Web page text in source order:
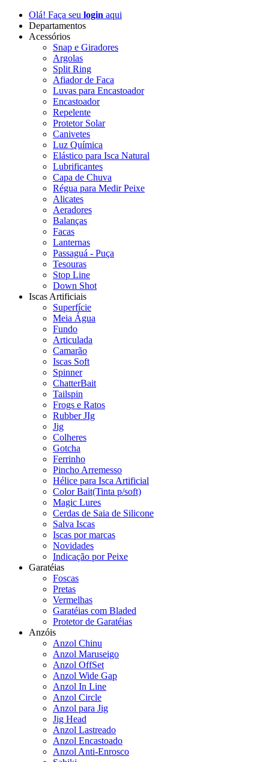
Olá! Faça seu login aqui
Departamentos
Acessórios
Snap e Giradores
Argolas
Split Ring
Afiador de Faca
Luvas para Encastoador
Encastoador
Repelente
Protetor Solar
Canivetes
Luz Química
Elástico para Isca Natural
Lubrificantes
Capa de Chuva
Régua para Medir Peixe
Alicates
Aeradores
Balanças
Facas
Lanternas
Passaguá - Puça
Tesouras
Stop Line
Down Shot
Iscas Artificiais
Superfície
Meia Água
Fundo
Articulada
Camarão
Iscas Soft
Spinner
ChatterBait
Tailspin
Frogs e Ratos
Rubber JIg
Jig
Colheres
Gotcha
Ferrinho
Pincho Arremesso
Hélice para Isca Artificial
Color Bait(Tinta p/soft)
Magic Lures
Cerdas de Saia de Silicone
Salva Iscas
Iscas por marcas
Novidades
Indicação por Peixe
Garatéias
Foscas
Pretas
Vermelhas
Garatéias com Bladed
Protetor de Garatéias
Anzóis
Anzol Chinu
Anzol Maruseigo
Anzol OffSet
Anzol Wide Gap
Anzol In Line
Anzol Circle
Anzol para Jig
Jig Head
Anzol Lastreado
Anzol Encastoado
Anzol Anti-Enrosco